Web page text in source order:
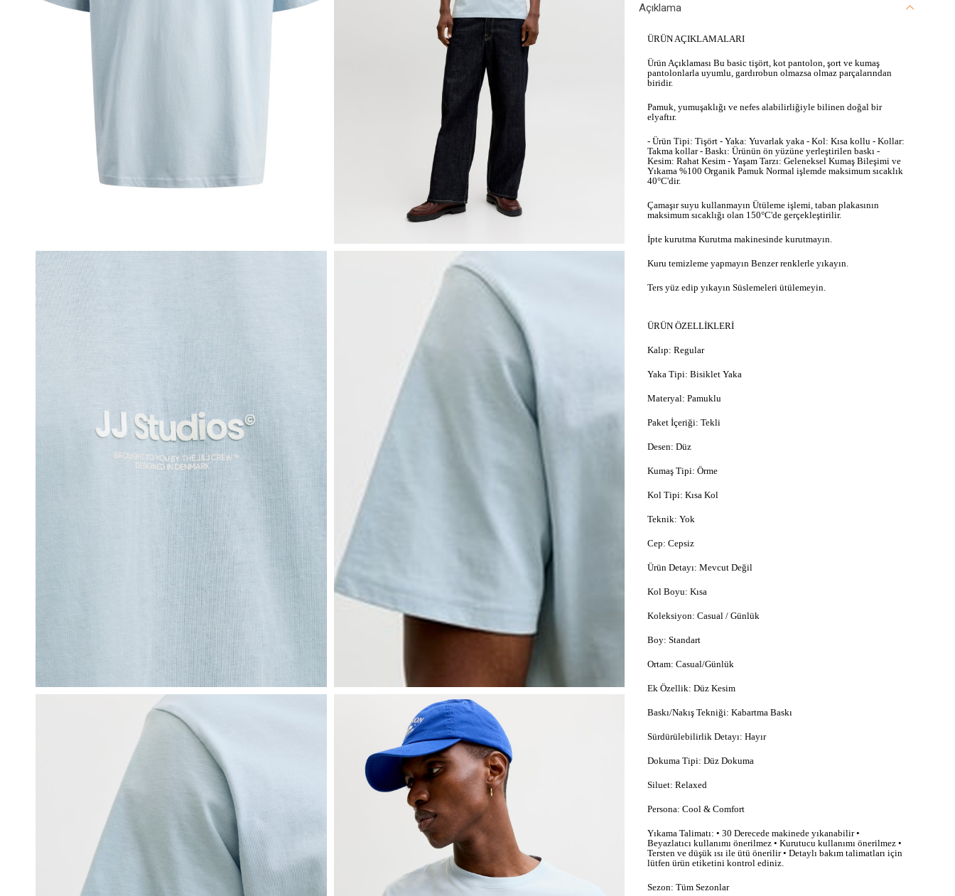
Açıklama
ÜRÜN AÇIKLAMALARI
Ürün Açıklaması Bu basic tişört, kot pantolon, şort ve kumaş
pantolonlarla uyumlu, gardırobun olmazsa olmaz parçalarından
biridir.
Pamuk, yumuşaklığı ve nefes alabilirliğiyle bilinen doğal bir
elyaftır.
- Ürün Tipi: Tişört - Yaka: Yuvarlak yaka - Kol: Kısa kollu - Kollar:
Takma kollar - Baskı: Ürünün ön yüzüne yerleştirilen baskı -
Kesim: Rahat Kesim - Yaşam Tarzı: Geleneksel Kumaş Bileşimi ve
Yıkama %100 Organik Pamuk Normal işlemde maksimum sıcaklık
40°C'dir.
Çamaşır suyu kullanmayın Ütüleme işlemi, taban plakasının
maksimum sıcaklığı olan 150°C'de gerçekleştirilir.
İpte kurutma Kurutma makinesinde kurutmayın.
Kuru temizleme yapmayın Benzer renklerle yıkayın.
Ters yüz edip yıkayın Süslemeleri ütülemeyin.
ÜRÜN ÖZELLİKLERİ
Kalıp: Regular
Yaka Tipi: Bisiklet Yaka
Materyal: Pamuklu
Paket İçeriği: Tekli
Desen: Düz
Kumaş Tipi: Örme
Kol Tipi: Kısa Kol
Teknik: Yok
Cep: Cepsiz
Ürün Detayı: Mevcut Değil
Kol Boyu: Kısa
Koleksiyon: Casual / Günlük
Boy: Standart
Ortam: Casual/Günlük
Ek Özellik: Düz Kesim
Baskı/Nakış Tekniği: Kabartma Baskı
Sürdürülebilirlik Detayı: Hayır
Dokuma Tipi: Düz Dokuma
Siluet: Relaxed
Persona: Cool & Comfort
Yıkama Talimatı: • 30 Derecede makinede yıkanabilir •
Beyazlatıcı kullanımı önerilmez • Kurutucu kullanımı önerilmez •
Tersten ve düşük ısı ile ütü önerilir • Detaylı bakım talimatları için
lütfen ürün etiketini kontrol ediniz.
Sezon: Tüm Sezonlar